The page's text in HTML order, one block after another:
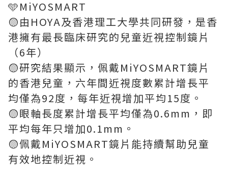
🩵MiYOSMART
🟡由HOYA及香港理工大學共同研發，是香
港擁有最長臨床研究的兒童近視控制鏡片
（6年）
🟡研究結果顯示，佩戴MiYOSMART鏡片
的香港兒童，六年間近視度數累計增長平
均僅為92度，每年近視增加平均15度。
🟡眼軸長度累計增長平均僅為0.6mm，即
平均每年只增加0.1mm。
🟡佩戴MiYOSMART鏡片能持續幫助兒童
有效地控制近視。